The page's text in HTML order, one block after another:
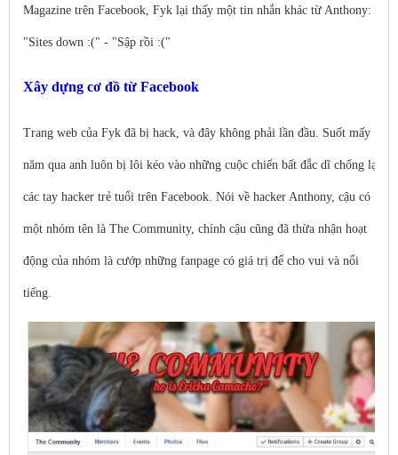
Magazine trên Facebook, Fyk lại thấy một tin nhắn khác từ Anthony:
"Sites down :(" - "Sập rồi :("
Xây dựng cơ đồ từ Facebook
Trang web của Fyk đã bị hack, và đây không phải lần đầu. Suốt mấy
năm qua anh luôn bị lôi kéo vào những cuộc chiến bất đắc dĩ chống lại
các tay hacker trẻ tuổi trên Facebook. Nói về hacker Anthony, cậu có
một nhóm tên là The Community, chính cậu cũng đã thừa nhận hoạt
động của nhóm là cướp những fanpage có giá trị để cho vui và nổi
tiếng.